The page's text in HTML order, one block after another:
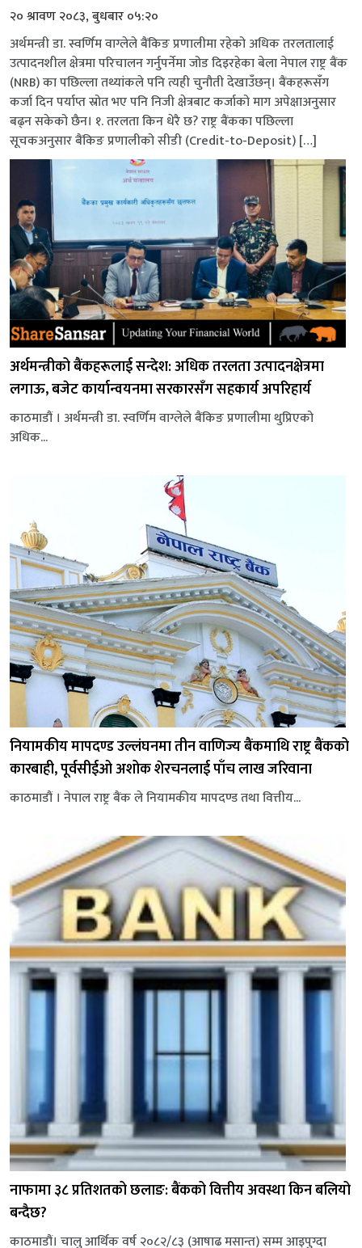
२० श्रावण २०८३, बुधबार ०५:२०
अर्थमन्त्री डा. स्वर्णिम वाग्लेले बैंकिङ प्रणालीमा रहेको अधिक तरलतालाई
उत्पादनशील क्षेत्रमा परिचालन गर्नुपर्नेमा जोड दिइरहेका बेला नेपाल राष्ट्र बैंक
(NRB) का पछिल्ला तथ्यांकले पनि त्यही चुनौती देखाउँछन्। बैंकहरूसँग
कर्जा दिन पर्याप्त स्रोत भए पनि निजी क्षेत्रबाट कर्जाको माग अपेक्षाअनुसार
बढ्न सकेको छैन। १. तरलता किन धेरै छ? राष्ट्र बैंकका पछिल्ला
सूचकअनुसार बैंकिङ प्रणालीको सीडी (Credit-to-Deposit) […]
अर्थमन्त्रीको बैंकहरूलाई सन्देश: अधिक तरलता उत्पादनक्षेत्रमा
लगाऊ, बजेट कार्यान्वयनमा सरकारसँग सहकार्य अपरिहार्य
काठमाडौं । अर्थमन्त्री डा. स्वर्णिम वाग्लेले बैंकिङ प्रणालीमा थुप्रिएको
अधिक...
नियामकीय मापदण्ड उल्लंघनमा तीन वाणिज्य बैंकमाथि राष्ट्र बैंकको
कारबाही, पूर्वसीईओ अशोक शेरचनलाई पाँच लाख जरिवाना
काठमाडौं । नेपाल राष्ट्र बैंक ले नियामकीय मापदण्ड तथा वित्तीय...
नाफामा ३८ प्रतिशतको छलाङ: बैंकको वित्तीय अवस्था किन बलियो
बन्दैछ?
काठमाडौं। चालु आर्थिक वर्ष २०८२/८३ (आषाढ मसान्त) सम्म आइपुग्दा